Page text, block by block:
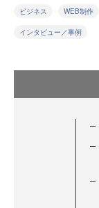
ビジネス WEB制作
インタビュー／事例